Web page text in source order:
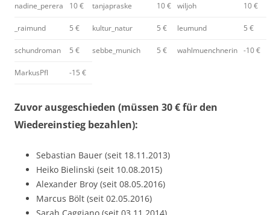
nadine_perera 10 € tanjapraske 10 € wiljoh 10 €
_raimund 5 € kultur_natur 5 € leumund 5 €
schundroman 5 € sebbe_munich 5 € wahlmuenchnerin -10 €
MarkusPfl -15 €
Zuvor ausgeschieden (müssen 30 € für den
Wiedereinstieg bezahlen):
Sebastian Bauer (seit 18.11.2013)
Heiko Bielinski (seit 10.08.2015)
Alexander Broy (seit 08.05.2016)
Marcus Bölt (seit 02.05.2016)